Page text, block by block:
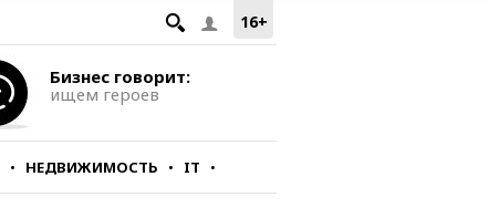
16+
Бизнес говорит:
ищем героев
НЕДВИЖИМОСТЬ IT